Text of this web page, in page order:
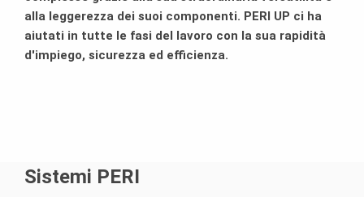
alla leggerezza dei suoi componenti. PERI UP ci ha
aiutati in tutte le fasi del lavoro con la sua rapidità
d'impiego, sicurezza ed efficienza.
Sistemi PERI